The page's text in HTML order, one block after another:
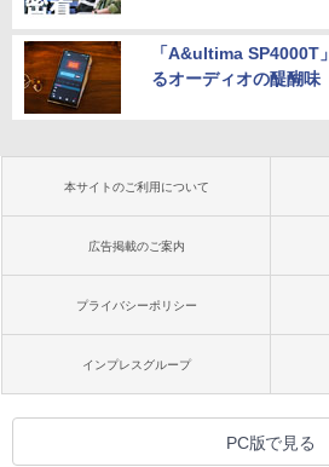
「A&ultima SP4000T
るオーディオの醍醐味
本サイトのご利用について
広告掲載のご案内
プライバシーポリシー
インプレスグループ
PC版で見る